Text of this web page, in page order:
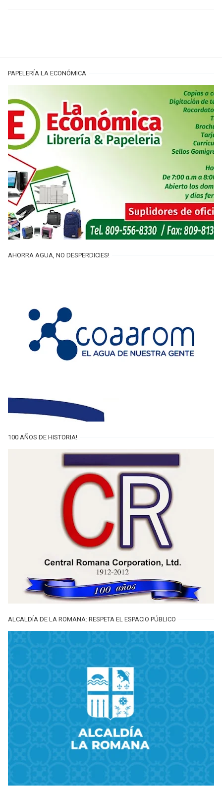
PAPELERÍA LA ECONÓMICA
AHORRA AGUA, NO DESPERDICIES!
100 AÑOS DE HISTORIA!
ALCALDÍA DE LA ROMANA: RESPETA EL ESPACIO PÚBLICO